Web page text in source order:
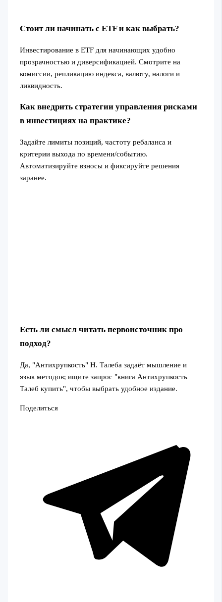
Стоит ли начинать с ETF и как выбрать?
Инвестирование в ETF для начинающих удобно
прозрачностью и диверсификацией. Смотрите на
комиссии, репликацию индекса, валюту, налоги и
ликвидность.
Как внедрить стратегии управления рисками
в инвестициях на практике?
Задайте лимиты позиций, частоту ребаланса и
критерии выхода по времени/событию.
Автоматизируйте взносы и фиксируйте решения
заранее.
Есть ли смысл читать первоисточник про
подход?
Да, "Антихрупкость" Н. Талеба задаёт мышление и
язык методов; ищите запрос "книга Антихрупкость
Талеб купить", чтобы выбрать удобное издание.
Поделиться